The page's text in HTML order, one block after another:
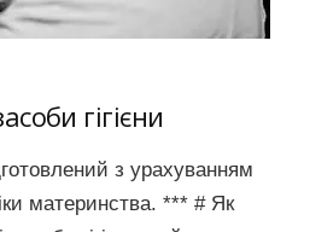
гігієни
з урахуванням
материнства. *** # Як